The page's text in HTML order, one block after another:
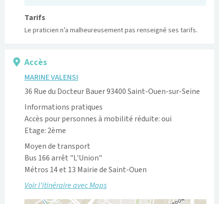
Tarifs
Le praticien n’a malheureusement pas renseigné ses tarifs.
Accès
MARINE VALENSI
36 Rue du Docteur Bauer 93400 Saint-Ouen-sur-Seine
Informations pratiques
Accès pour personnes à mobilité réduite: oui
Etage: 2ème
Moyen de transport
Bus 166 arrêt "L'Union"
Voir l’itinéraire avec Maps